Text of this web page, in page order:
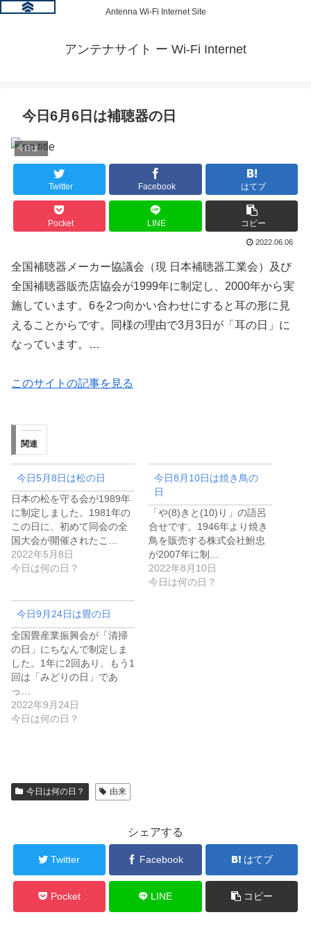
Antenna Wi-Fi Internet Site
アンテナサイト ー Wi-Fi Internet
今日6月6日は補聴器の日
今日は何の日？
Twitter Facebook はてブ
Pocket LINE コピー
2022.06.06
全国補聴器メーカー協議会（現 日本補聴器工業会）及び
全国補聴器販売店協会が1999年に制定し、2000年から実
施しています。6を2つ向かい合わせにすると耳の形に見
えることからです。同様の理由で3月3日が「耳の日」に
なっています。…
このサイトの記事を見る
関連
今日5月8日は松の日
日本の松を守る会が1989年
に制定しました。1981年の
この日に、初めて同会の全
国大会が開催されたこ…
2022年5月8日
今日は何の日？
今日8月10日は焼き鳥の
日
「や(8)きと(10)り」の語呂
合せです。1946年より焼き
鳥を販売する株式会社鮒忠
が2007年に制…
2022年8月10日
今日は何の日？
今日9月24日は畳の日
全国畳産業振興会が「清掃
の日」にちなんで制定しま
した。1年に2回あり、もう1
回は「みどりの日」であ
っ…
2022年9月24日
今日は何の日？
今日は何の日？ 由来
シェアする
Twitter Facebook はてブ
Pocket LINE コピー